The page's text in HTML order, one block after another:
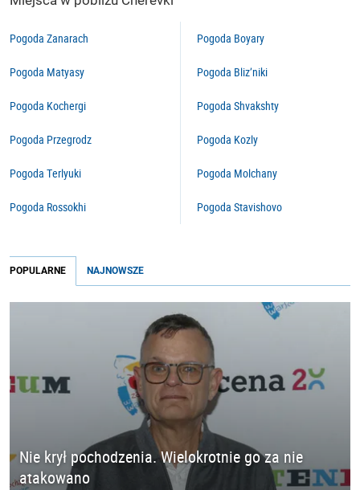
Pogoda Zanarach
Pogoda Matyasy
Pogoda Kochergi
Pogoda Przegrodz
Pogoda Terlyuki
Pogoda Rossokhi
Pogoda Boyary
Pogoda Bliz’niki
Pogoda Shvakshty
Pogoda Kozly
Pogoda Molchany
Pogoda Stavishovo
POPULARNE NAJNOWSZE
Nie krył pochodzenia. Wielokrotnie go za nie
atakowano